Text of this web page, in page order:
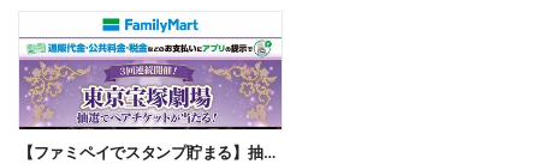
【ファミペイでスタンプ貯まる】抽選でペアチケットが当たる!